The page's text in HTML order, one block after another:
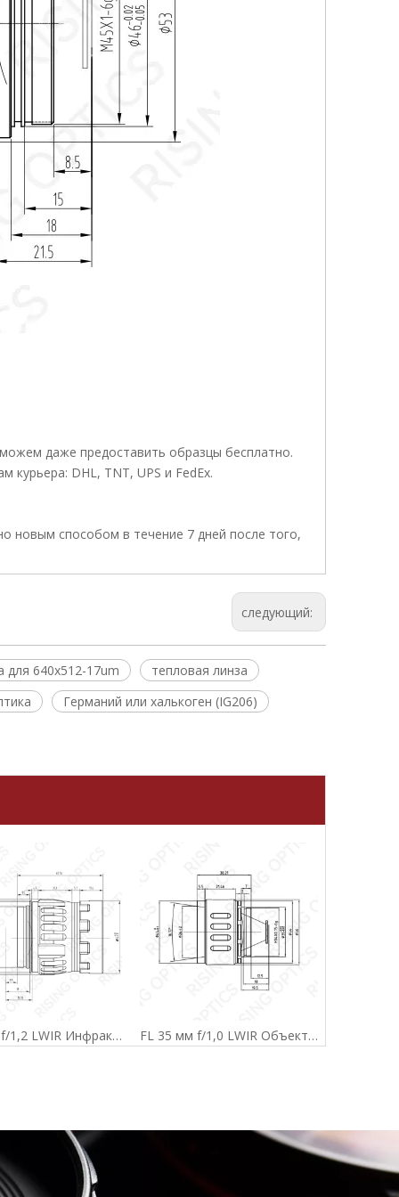
даже предоставить образцы бесплатно.
DHL, TNT, UPS и FedEx.
новым способом в течение 7 дней после того,
следующий:
для 640x512-17um
тепловая линза
Германий или халькоген (IG206)
FL 50 мм f/1,2 LWIR Инфракрасная тепловая линза для 640x512-17um FL 35 мм f/1,0 LWIR Объектив для 640x512-12um